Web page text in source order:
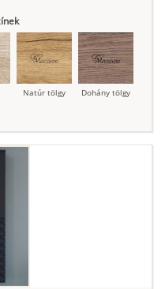
Natúr tölgy Dohány tölgy